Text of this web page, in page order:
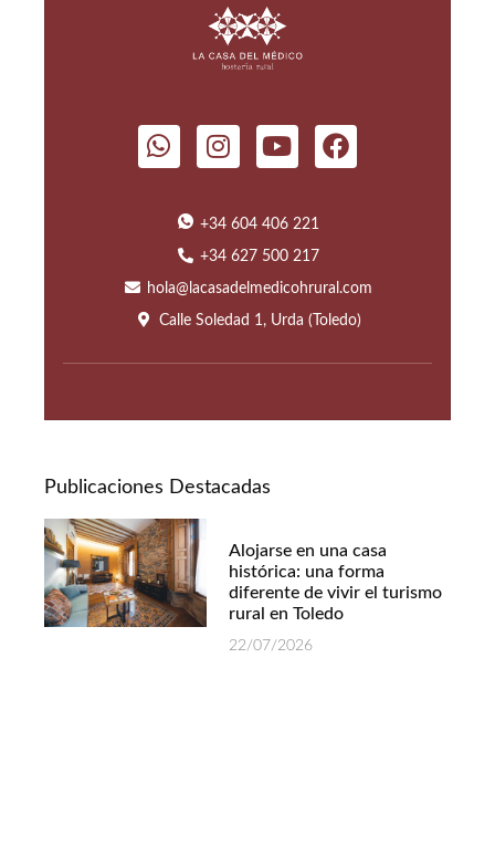
+34 604 406 221
+34 627 500 217
hola@lacasadelmedicohrural.com
Calle Soledad 1, Urda (Toledo)
Publicaciones Destacadas
Alojarse en una casa
histórica: una forma
diferente de vivir el turismo
rural en Toledo
22/07/2026